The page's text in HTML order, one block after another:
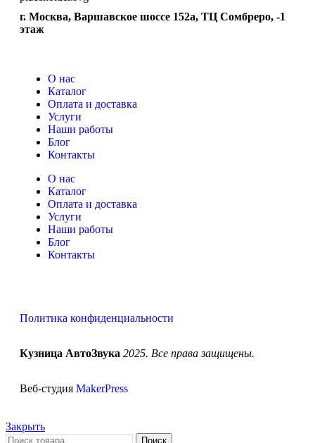
г. Москва, Варшавское шоссе 152а, ТЦ Сомбреро, -1
этаж
О нас
Каталог
Оплата и доставка
Услуги
Наши работы
Блог
Контакты
О нас
Каталог
Оплата и доставка
Услуги
Наши работы
Блог
Контакты
Политика конфиденциальности
Кузница АвтоЗвука 2025. Все права защищены.
Веб-студия MakerPress
Закрыть
Поиск